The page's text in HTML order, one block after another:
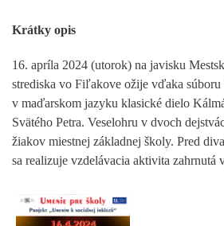
Krátky opis
16. apríla 2024 (utorok) na javisku
strediska vo Fiľakove ožije vďaka
v maďarskom jazyku klasické dielo
Svätého Petra. Veselohru v dvoch
žiakov miestnej základnej školy. Pred
sa realizuje vzdelávacia aktivita zahrnutá